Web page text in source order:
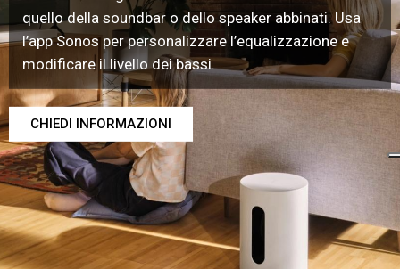
quello della soundbar o dello speaker abbinati. Usa
l’app Sonos per personalizzare l’equalizzazione e
modificare il livello dei bassi.
CHIEDI INFORMAZIONI